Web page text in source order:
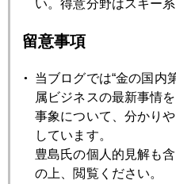
2019年11月20日
金は「誰の債務でもない」資
2019年11月19日
米中貿易戦争、中国側の本音
い。得意分野はスキー
留意事項
当ブログでは“金の国内
属ビジネスの最新事情
事象について、分かり
しています。
豊島氏の個人的見解も
の上、閲覧ください。